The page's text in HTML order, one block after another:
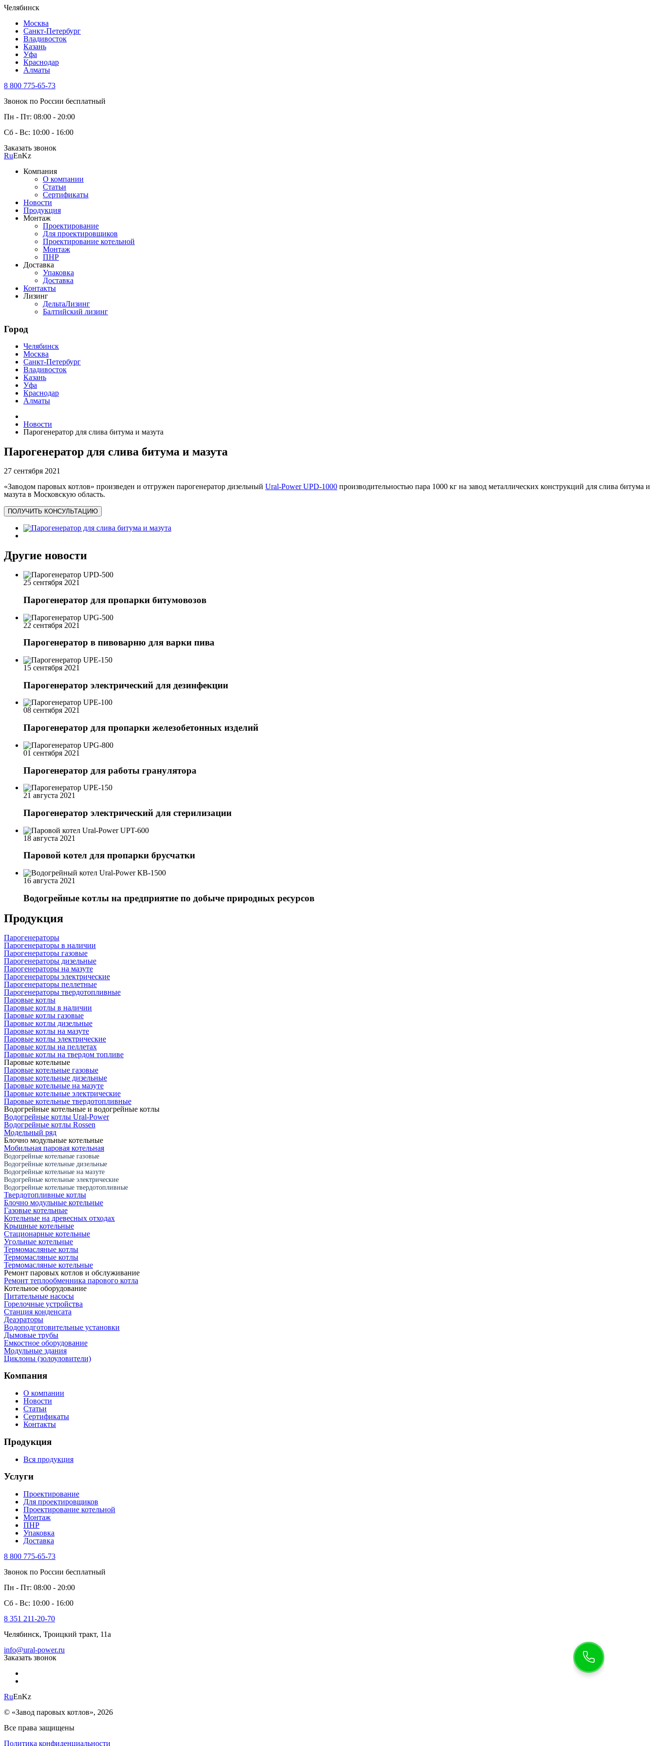
Челябинск
Москва
Санкт-Петербург
Владивосток
Казань
Уфа
Краснодар
Алматы
8 800 775-65-73
Звонок по России бесплатный
Пн - Пт: 08:00 - 20:00
Сб - Вс: 10:00 - 16:00
Заказать звонок
RuEnKz
Компания
О компании
Статьи
Сертификаты
Новости
Продукция
Монтаж
Проектирование
Для проектировщиков
Проектирование котельной
Монтаж
ПНР
Доставка
Упаковка
Доставка
Контакты
Лизинг
ДельтаЛизинг
Балтийский лизинг
Город
Челябинск
Москва
Санкт-Петербург
Владивосток
Казань
Уфа
Краснодар
Алматы
Новости
Парогенератор для слива битума и мазута
Парогенератор для слива битума и мазута
27 сентября 2021
«Заводом паровых котлов» произведен и отгружен парогенератор дизельный Ural-Power UPD-1000 производительностью пара 1000 кг на завод металлических конструкций для слива битума и
мазута в Московскую область.
ПОЛУЧИТЬ КОНСУЛЬТАЦИЮ
Другие новости
25 сентября 2021
Парогенератор для пропарки битумовозов
22 сентября 2021
Парогенератор в пивоварню для варки пива
15 сентября 2021
Парогенератор электрический для дезинфекции
08 сентября 2021
Парогенератор для пропарки железобетонных изделий
01 сентября 2021
Парогенератор для работы гранулятора
21 августа 2021
Парогенератор электрический для стерилизации
18 августа 2021
Паровой котел для пропарки брусчатки
16 августа 2021
Водогрейные котлы на предприятие по добыче природных ресурсов
Продукция
Парогенераторы
Парогенераторы в наличии
Парогенераторы газовые
Парогенераторы дизельные
Парогенераторы на мазуте
Парогенераторы электрические
Парогенераторы пеллетные
Парогенераторы твердотопливные
Паровые котлы
Паровые котлы в наличии
Паровые котлы газовые
Паровые котлы дизельные
Паровые котлы на мазуте
Паровые котлы электрические
Паровые котлы на пеллетах
Паровые котлы на твердом топливе
Паровые котельные
Паровые котельные газовые
Паровые котельные дизельные
Паровые котельные на мазуте
Паровые котельные электрические
Паровые котельные твердотопливные
Водогрейные котельные и водогрейные котлы
Водогрейные котлы Ural-Power
Водогрейные котлы Rossen
Модельный ряд
Блочно модульные котельные
Мобильная паровая котельная
Водогрейные котельные газовые
Водогрейные котельные дизельные
Водогрейные котельные на мазуте
Водогрейные котельные электрические
Водогрейные котельные твердотопливные
Твердотопливные котлы
Блочно модульные котельные
Газовые котельные
Котельные на древесных отходах
Крышные котельные
Стационарные котельные
Угольные котельные
Термомасляные котлы
Термомасляные котлы
Термомасляные котельные
Ремонт паровых котлов и обслуживание
Ремонт теплообменника парового котла
Котельное оборудование
Питательные насосы
Горелочные устройства
Станция конденсата
Деаэраторы
Водоподготовительные установки
Дымовые трубы
Емкостное оборудование
Mодульные здания
Циклоны (золоуловители)
Компания
О компании
Новости
Статьи
Сертификаты
Контакты
Продукция
Вся продукция
Услуги
Проектирование
Для проектировщиков
Проектирование котельной
Монтаж
ПНР
Упаковка
Доставка
8 800 775-65-73
Звонок по России бесплатный
Пн - Пт: 08:00 - 20:00
Сб - Вс: 10:00 - 16:00
8 351 211-20-70
Челябинск, Троицкий тракт, 11а
info@ural-power.ru
Заказать звонок
RuEnKz
© «Завод паровых котлов», 2026
Все права защищены
Политика конфиденциальности